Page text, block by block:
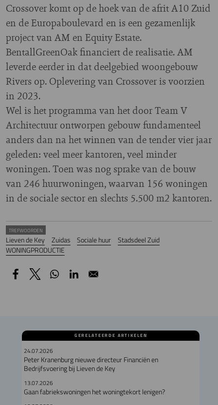
Crossover komt op de hoek van de afrit A10 Zuid
en de Europaboulevard en is een gezamenlijk
project van AM en Equity Estate.
BentallGreenOak financiert de realisatie. AM
leverde eerder in dat deelgebied woongebouw
Rivers op. Oplevering van Crossover is voorzien
in 2023.
Wel is het programma van het door Team V
Architectuur ontworpen gebouw fundamenteel
anders dan na het winnen van de tender vier jaar
geleden: veel meer kantoren, veel minder
woningen. Toen was nog sprake van de bouw
van 246 huurwoningen, waarvan 156 woningen
in de sociale sector en slechts 5.500 m2 kantoren.
TREFWOORDEN
Lieven de Key Zuidas Sociale huur
Stadsdeel Zuid
WONINGPRODUCTIE
GERELATEERDE ARTIKELEN
24.07.2026
Peter Kranenburg nieuwe directeur Financiën en
Bedrijfsvoering bij Lieven de Key
13.07.2026
Gaan fabriekswoningen het woningtekort lenigen?